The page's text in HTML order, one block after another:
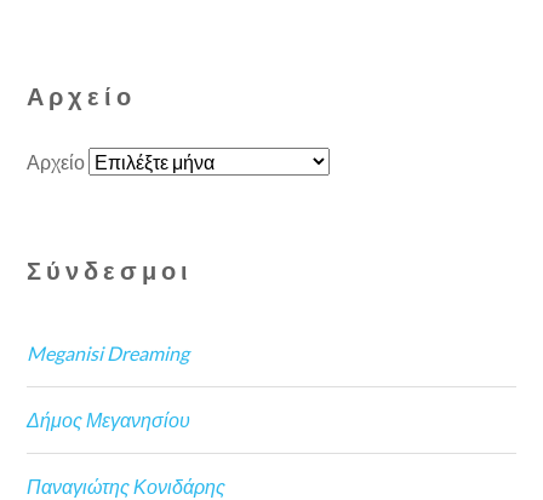
Αρχείο
Αρχείο
Σύνδεσμοι
Meganisi Dreaming
Δήμος Μεγανησίου
Παναγιώτης Κονιδάρης